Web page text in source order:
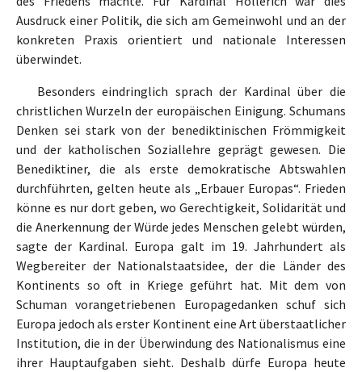
Ausdruck einer Politik, die sich am Gemeinwohl und an der
konkreten Praxis orientiert und nationale Interessen
überwindet.
Besonders eindringlich sprach der Kardinal über die
christlichen Wurzeln der europäischen Einigung. Schumans
Denken sei stark von der benediktinischen Frömmigkeit
und der katholischen Soziallehre geprägt gewesen. Die
Benediktiner, die als erste demokratische Abtswahlen
durchführten, gelten heute als „Erbauer Europas“. Frieden
könne es nur dort geben, wo Gerechtigkeit, Solidarität und
die Anerkennung der Würde jedes Menschen gelebt würden,
sagte der Kardinal. Europa galt im 19. Jahrhundert als
Wegbereiter der Nationalstaatsidee, der die Länder des
Kontinents so oft in Kriege geführt hat. Mit dem von
Schuman vorangetriebenen Europagedanken schuf sich
Europa jedoch als erster Kontinent eine Art überstaatlicher
Institution, die in der Überwindung des Nationalismus eine
ihrer Hauptaufgaben sieht. Deshalb dürfe Europa heute